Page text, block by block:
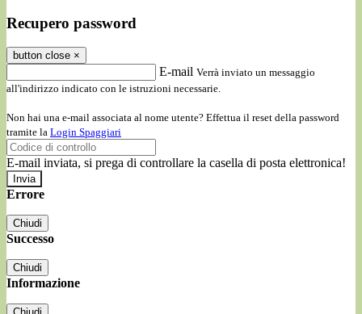
Recupero password
button close ×
E-mail Verrà inviato un messaggio
all'indirizzo indicato con le istruzioni necessarie.
Non hai una e-mail associata al nome utente? Effettua il reset della password
tramite la Login Spaggiari
E-mail inviata, si prega di controllare la casella di posta elettronica!
Errore
Chiudi
Successo
Chiudi
Informazione